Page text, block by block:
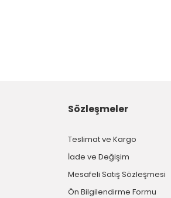
Sözleşmeler
Teslimat ve Kargo
İade ve Değişim
Mesafeli Satış Sözleşmesi
Ön Bilgilendirme Formu